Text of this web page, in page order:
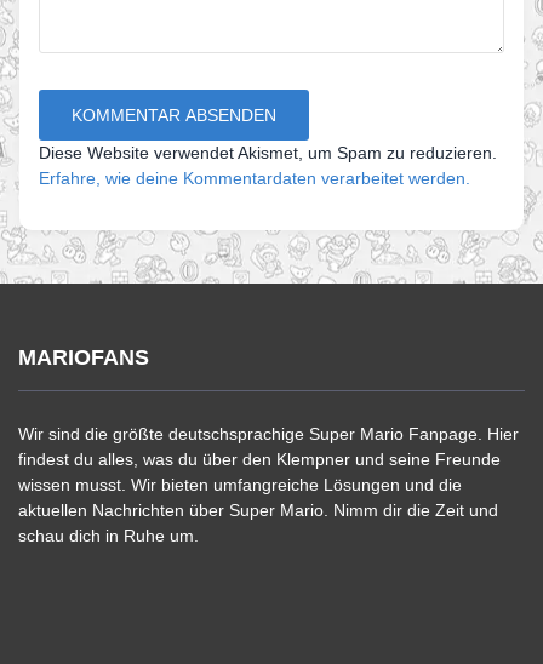
Diese Website verwendet Akismet, um Spam zu reduzieren.
Erfahre, wie deine Kommentardaten verarbeitet werden.
MARIOFANS
Wir sind die größte deutschsprachige Super Mario Fanpage. Hier
findest du alles, was du über den Klempner und seine Freunde
wissen musst. Wir bieten umfangreiche Lösungen und die
aktuellen Nachrichten über Super Mario. Nimm dir die Zeit und
schau dich in Ruhe um.